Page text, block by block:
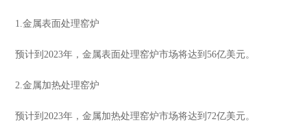
1.金属表面处理窑炉
预计到2023年，金属表面处理窑炉市场将达到56亿美元。
2.金属加热处理窑炉
预计到2023年，金属加热处理窑炉市场将达到72亿美元。